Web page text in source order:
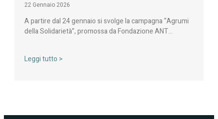
22 Gennaio 2026
A partire dal 24 gennaio si svolge la campagna “Agrumi
della Solidarietà”, promossa da Fondazione ANT…
Leggi tutto >